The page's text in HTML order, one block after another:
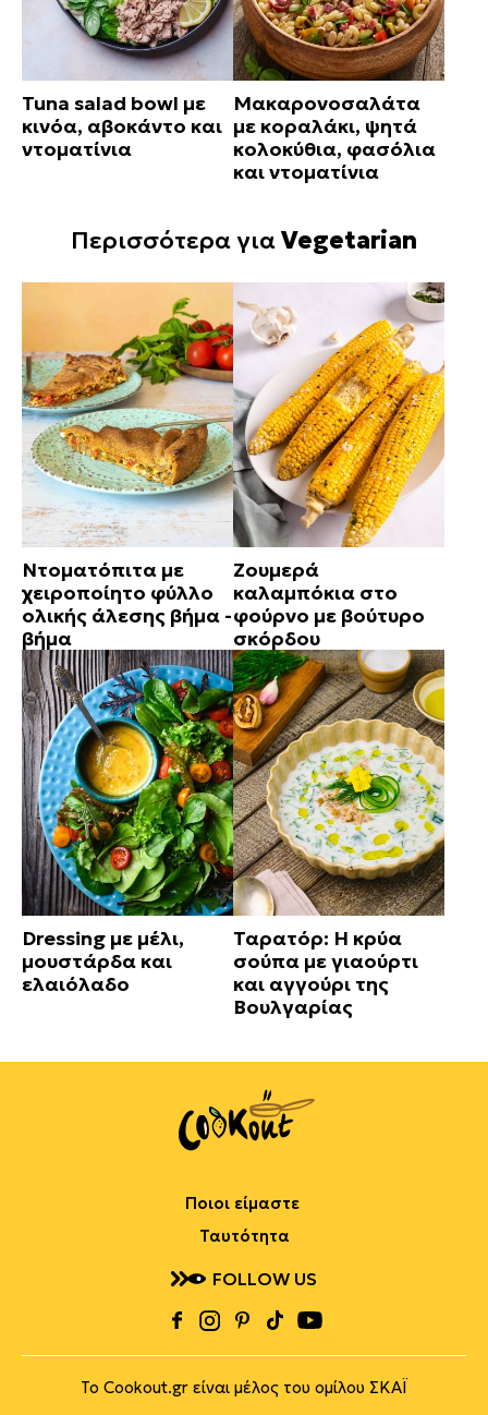
Tuna salad bowl με
κινόα, αβοκάντο και
ντοματίνια
Μακαρονοσαλάτα
με κοραλάκι, ψητά
κολοκύθια, φασόλια
και ντοματίνια
Περισσότερα γιαVegetarian
Ντοματόπιτα με
χειροποίητο φύλλο
ολικής άλεσης βήμα -
βήμα
Ζουμερά
καλαμπόκια στο
φούρνο με βούτυρο
σκόρδου
Dressing με μέλι,
μουστάρδα και
ελαιόλαδο
Ταρατόρ: Η κρύα
σούπα με γιαούρτι
και αγγούρι της
Βουλγαρίας
Ποιοι είμαστε
Ταυτότητα
FOLLOW US
Το Cookout.gr είναι μέλος του ομίλου ΣΚΑΪ